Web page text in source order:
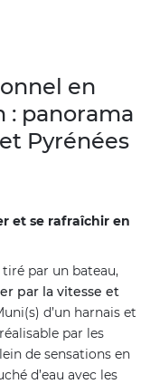
en
: panorama
Pyrénées
et se rafraîchir en
par un bateau,
par la vitesse et
d’un harnais et
par les
de sensations en
d’eau avec les